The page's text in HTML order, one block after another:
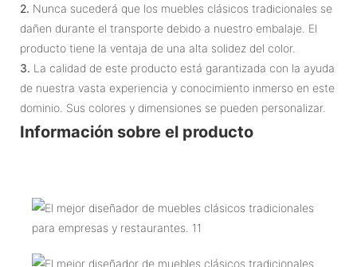
2. Nunca sucederá que los muebles clásicos tradicionales se
dañen durante el transporte debido a nuestro embalaje. El
producto tiene la ventaja de una alta solidez del color.
3. La calidad de este producto está garantizada con la ayuda
de nuestra vasta experiencia y conocimiento inmerso en este
dominio. Sus colores y dimensiones se pueden personalizar.
Información sobre el producto